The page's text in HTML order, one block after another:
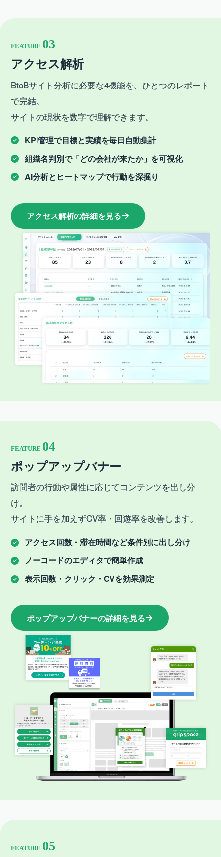
FEATURE 03
アクセス解析
BtoBサイト分析に必要な4機能を、ひとつのレポート
で完結。
サイトの現状を数字で理解できます。
KPI管理で目標と実績を毎日自動集計
組織名判別で「どの会社が来たか」を可視化
AI分析とヒートマップで行動を深掘り
アクセス解析の詳細を見る
FEATURE 04
ポップアップバナー
訪問者の行動や属性に応じてコンテンツを出し分
け。
サイトに手を加えずCV率・回遊率を改善します。
アクセス回数・滞在時間など条件別に出し分け
ノーコードのエディタで簡単作成
表示回数・クリック・CVを効果測定
ポップアップバナーの詳細を見る
FEATURE 05